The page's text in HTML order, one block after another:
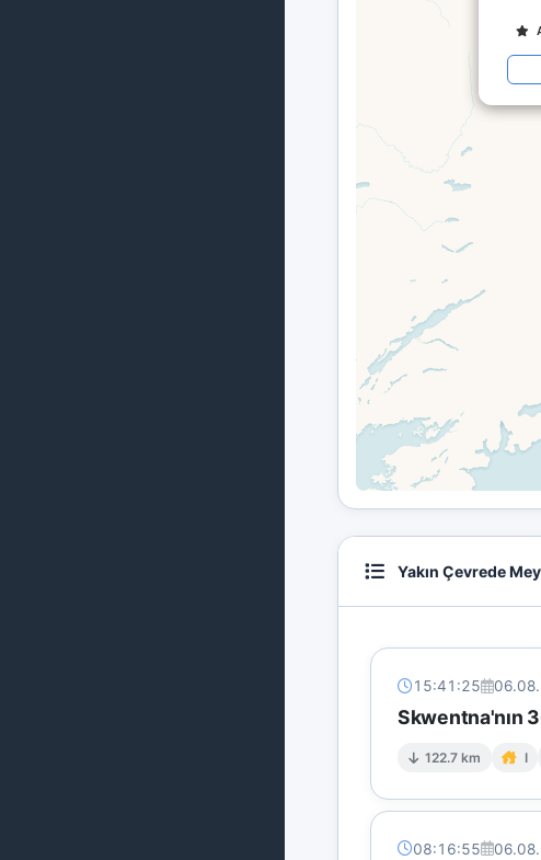
Yakın Çevrede
15:41:25
Skwentna'nın
122.7 km I
08:16:55